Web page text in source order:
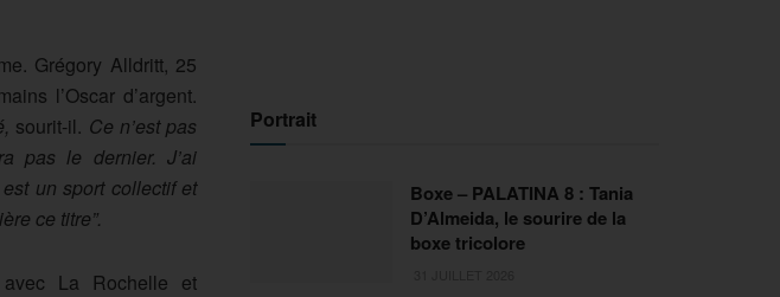
Grégory Alldritt, 25
l’Oscar d’argent.
sourit-il. Ce n’est pas
pas le dernier. J’ai
un sport collectif et
ce titre”.
avec La Rochelle et
Portrait
Boxe – PALATINA 8 : Tania
D’Almeida, le sourire de la
boxe tricolore